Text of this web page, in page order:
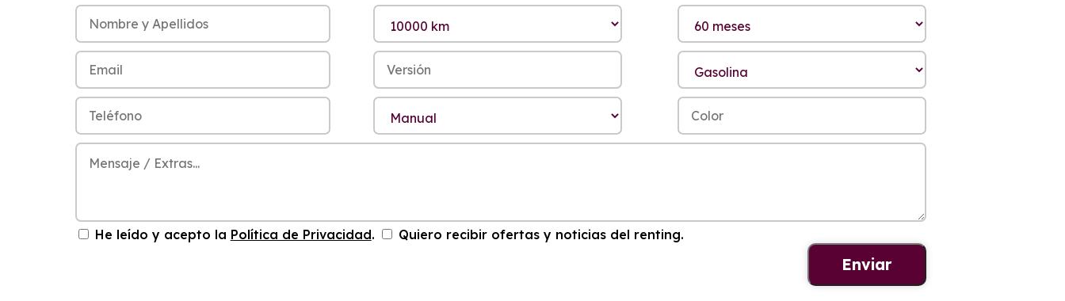
He leído y acepto la Política de Privacidad. Quiero recibir ofertas y noticias del renting.